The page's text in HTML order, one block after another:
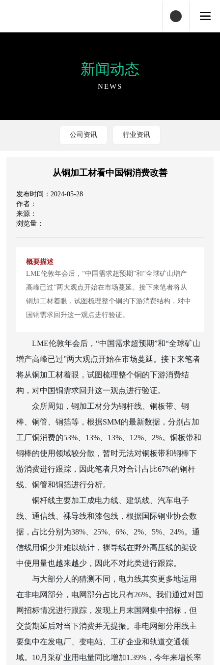
新闻动态
NEWS
公司资讯 行业资讯
从铜加工材看中国铜消费改善
2024-05-28
LME伦敦年会后，“中国需求超预期”和“全球矿山增产
高峰已过”两大观点开始在市场蔓延。接下来笔者将从
铜加工材着眼，试图梳理整个铜的下游消费结构，对中
国铜需求回升这一观点进行验证。
LME伦敦年会后，“中国需求超预期”和“全球矿山
增产高峰已过”两大观点开始在市场蔓延。接下来笔者
将从铜加工材着眼，试图梳理整个铜的下游消费结
构，对中国铜需求回升这一观点进行验证。
众所周知，铜加工材分为铜杆线、铜板带、铜
棒、铜管、铜箔等，根据SMM的最新数据，分别占加
工厂铜消费的53%、13%、13%、12%、2%。铜板带和
铜棒的使用领域较分散，暂时无法对铜板带和铜棒下
游消费进行跟踪，因此笔者只对合计占比67%的铜杆
线、铜管和铜箔进行分析。
铜杆线主要加工成电力线、建筑线、汽车电子
线、通信线、裸导线和漆包线，根据国际铜业协会数
据，占比分别为38%、25%、6%、2%、5%、24%。通
信线用铜少并难以统计，裸导线在野外高压线的架设
中使用量也越来越少，因此不对此类进行跟踪。
与大部分人的猜测不同，电力线其实更多地运用
在非电网部分，电网部分占比只有26%。我们通过对国
网招标情况进行跟踪，发现上月末国网集中招标，但
交货期延后对当下消费并无提振。非电网部分用线主
要集中在发电厂、变电站、工矿企业和轨道交通领
域。10月采矿业用电量同比增加1.39%，今年来增长率